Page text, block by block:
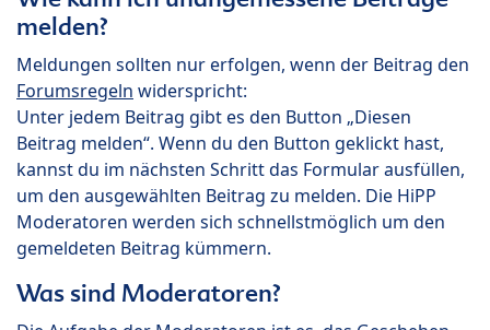
melden?
Meldungen sollten nur erfolgen, wenn der Beitrag den
Forumsregeln widerspricht:
Unter jedem Beitrag gibt es den Button „Diesen
Beitrag melden“. Wenn du den Button geklickt hast,
kannst du im nächsten Schritt das Formular ausfüllen,
um den ausgewählten Beitrag zu melden. Die HiPP
Moderatoren werden sich schnellstmöglich um den
gemeldeten Beitrag kümmern.
Was sind Moderatoren?